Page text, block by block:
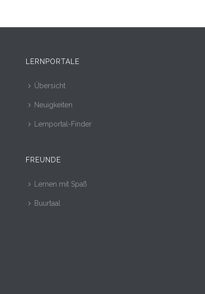
LERNPORTALE
Übersicht
Neuigkeiten
Lernportal-Finder
FREUNDE
Lernen mit Spaß
Buurtaal